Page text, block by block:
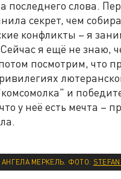
слова.
секрет, чем
конфликты – я
я ещё не знаю,
посмотрим, что
и
у неё есть мечта –
МЕРКЕЛЬ. ФОТО: